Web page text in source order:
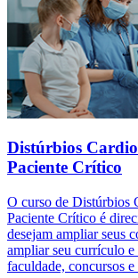
Distúrbios
Paciente Crítico
O curso de Distúrbios
Paciente Crítico é
desejam ampliar seus
ampliar seu currículo
faculdade, concursos